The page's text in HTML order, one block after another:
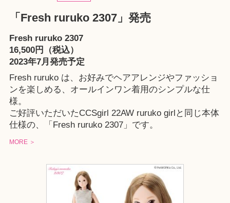
「Fresh ruruko 2307」発売
Fresh ruruko 2307
16,500円（税込）
2023年7月発売予定
Fresh ruruko は、お好みでヘアアレンジやファッショ
ンを楽しめる、オールインワン着用のシンプルな仕
様。
ご好評いただいたCCSgirl 22AW ruruko girlと同じ本体
仕様の、「Fresh ruruko 2307」です。
MORE ＞